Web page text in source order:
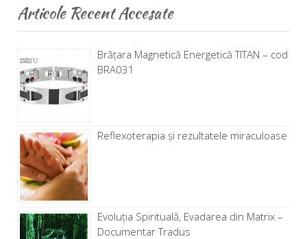
Articole Recent Accesate
Brăţara Magnetică Energetică TITAN – cod
BRA031
Reflexoterapia și rezultatele miraculoase
Evoluția Spirituală, Evadarea din Matrix –
Documentar Tradus